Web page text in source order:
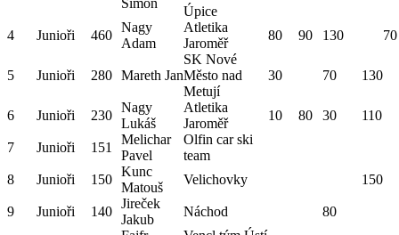
Šimon
Úpice
4 Junioři 460
Nagy
Adam
Atletika
Jaroměř
80 90 130 70
5 Junioři 280 Mareth Jan
SK Nové
Město nad
Metují
30 70 130
6 Junioři 230
Nagy
Lukáš
Atletika
Jaroměř
10 80 30 110
7 Junioři 151
Melichar
Pavel
Olfin car ski
team
8
Junioři 150
Kunc
Matouš
Velichovky 150
9 Junioři 140
Jireček
Jakub
Náchod 80